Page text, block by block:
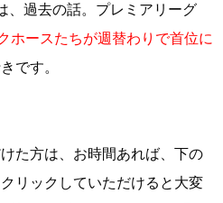
、過去の話。プレミアリーグ
ホースたちが週替わりで首位に
です。
た方は、お時間あれば、下の
リックしていただけると大変